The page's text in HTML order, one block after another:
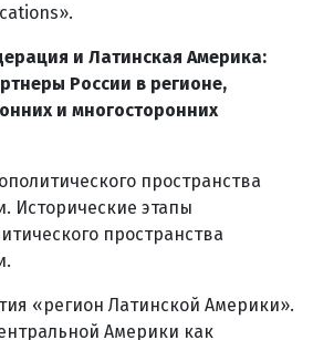
и Латинская Америка:
России в регионе,
и многосторонних
пространства
Исторические этапы
пространства
«регион Латинской Америки».
Америки как